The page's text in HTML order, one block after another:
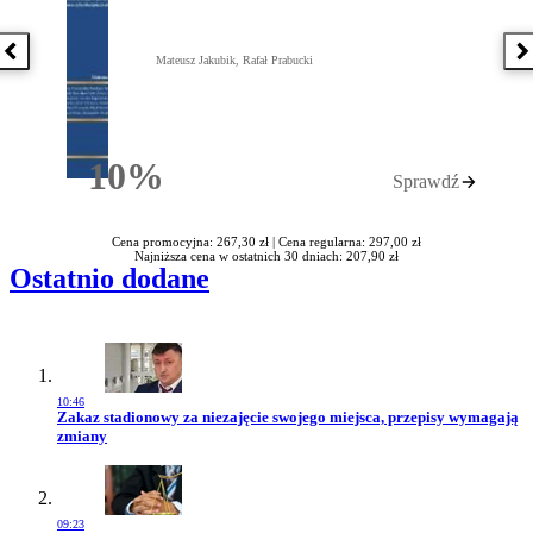
Poprzednia książka
10%Rabatu
Mateusz Jakubik, Rafał Prabucki
Sprawdź
Cena promocyjna: 267,30 zł | Cena regularna: 297,00 zł
Najniższa cena w ostatnich 30 dniach: 207,90 zł
Ostatnio dodane
10:46
Przejdź do artykułu:
Zakaz stadionowy za niezajęcie swojego miejsca, przepisy wymagają
zmiany
09:23